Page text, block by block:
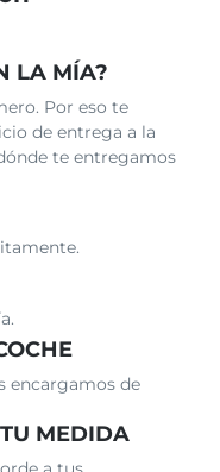
LA MÍA?
Por eso te
de entrega a la
te entregamos
encargamos de
MEDIDA